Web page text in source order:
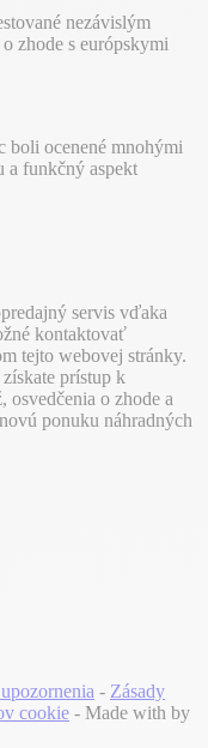
nezávislým
zhode s európskymi
boli ocenené mnohými
a funkčný aspekt
servis vďaka
kontaktovať
tejto webovej stránky.
prístup k
osvedčenia o zhode a
ponuku náhradných
- Zásady
cookie - Made with by